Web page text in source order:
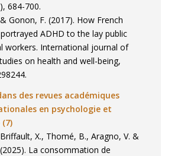
684-700.
Gonon, F. (2017). How French
ADHD to the lay public
workers. International journal of
on health and well-being,
des revues académiques
en psychologie et
X., Thomé, B., Aragno, V. &
La consommation de